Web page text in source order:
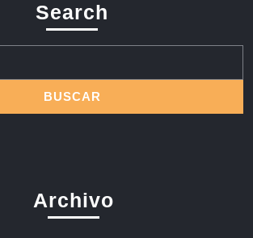
Search
Archivo